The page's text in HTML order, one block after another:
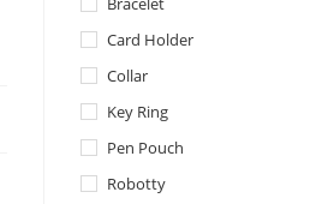
Card Holder
Collar
Key Ring
Pen Pouch
Robotty